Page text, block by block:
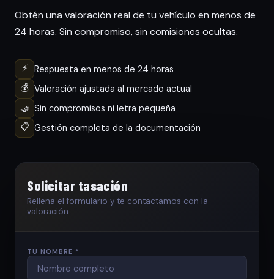
Obtén una valoración real de tu vehículo en menos de
24 horas. Sin compromiso, sin comisiones ocultas.
⚡
Respuesta en menos de 24 horas
💰 Valoración ajustada al mercado actual
🤝 Sin compromisos ni letra pequeña
📋 Gestión completa de la documentación
Solicitar tasación
Rellena el formulario y te contactamos con la
valoración
TU NOMBRE *